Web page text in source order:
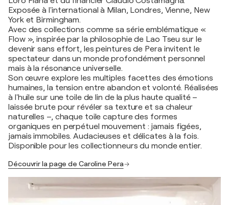
Exposée à l'international à Milan, Londres, Vienne, New
York et Birmingham.
Avec des collections comme sa série emblématique «
Flow », inspirée par la philosophie de Lao Tseu sur le
devenir sans effort, les peintures de Pera invitent le
spectateur dans un monde profondément personnel
mais à la résonance universelle.
Son œuvre explore les multiples facettes des émotions
humaines, la tension entre abandon et volonté. Réalisées
à l'huile sur une toile de lin de la plus haute qualité –
laissée brute pour révéler sa texture et sa chaleur
naturelles –, chaque toile capture des formes
organiques en perpétuel mouvement : jamais figées,
jamais immobiles. Audacieuses et délicates à la fois.
Disponible pour les collectionneurs du monde entier.
Découvrir la page de Caroline Pera